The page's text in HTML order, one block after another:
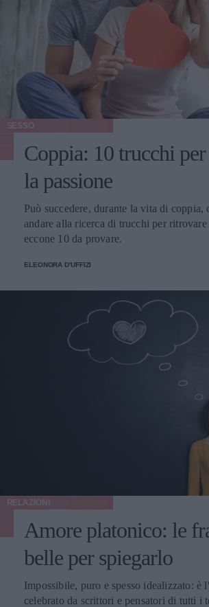
SESSO
Coppia: 10 trucchi
la passione
Può succedere, durante la vita di coppia,
andare alla ricerca di trucchi per ritrovare
eccone 10 da provare.
ELEONORA D'UFFIZI
RELAZIONI
Amore platonico: le
belle per spiegarlo
Impossibile, puro e spesso idealizzato: è
celebrato da scrittori e pensatori di tutti i